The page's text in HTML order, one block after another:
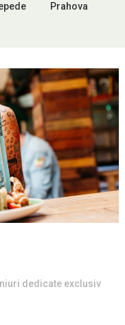
Prahova
dedicate exclusiv